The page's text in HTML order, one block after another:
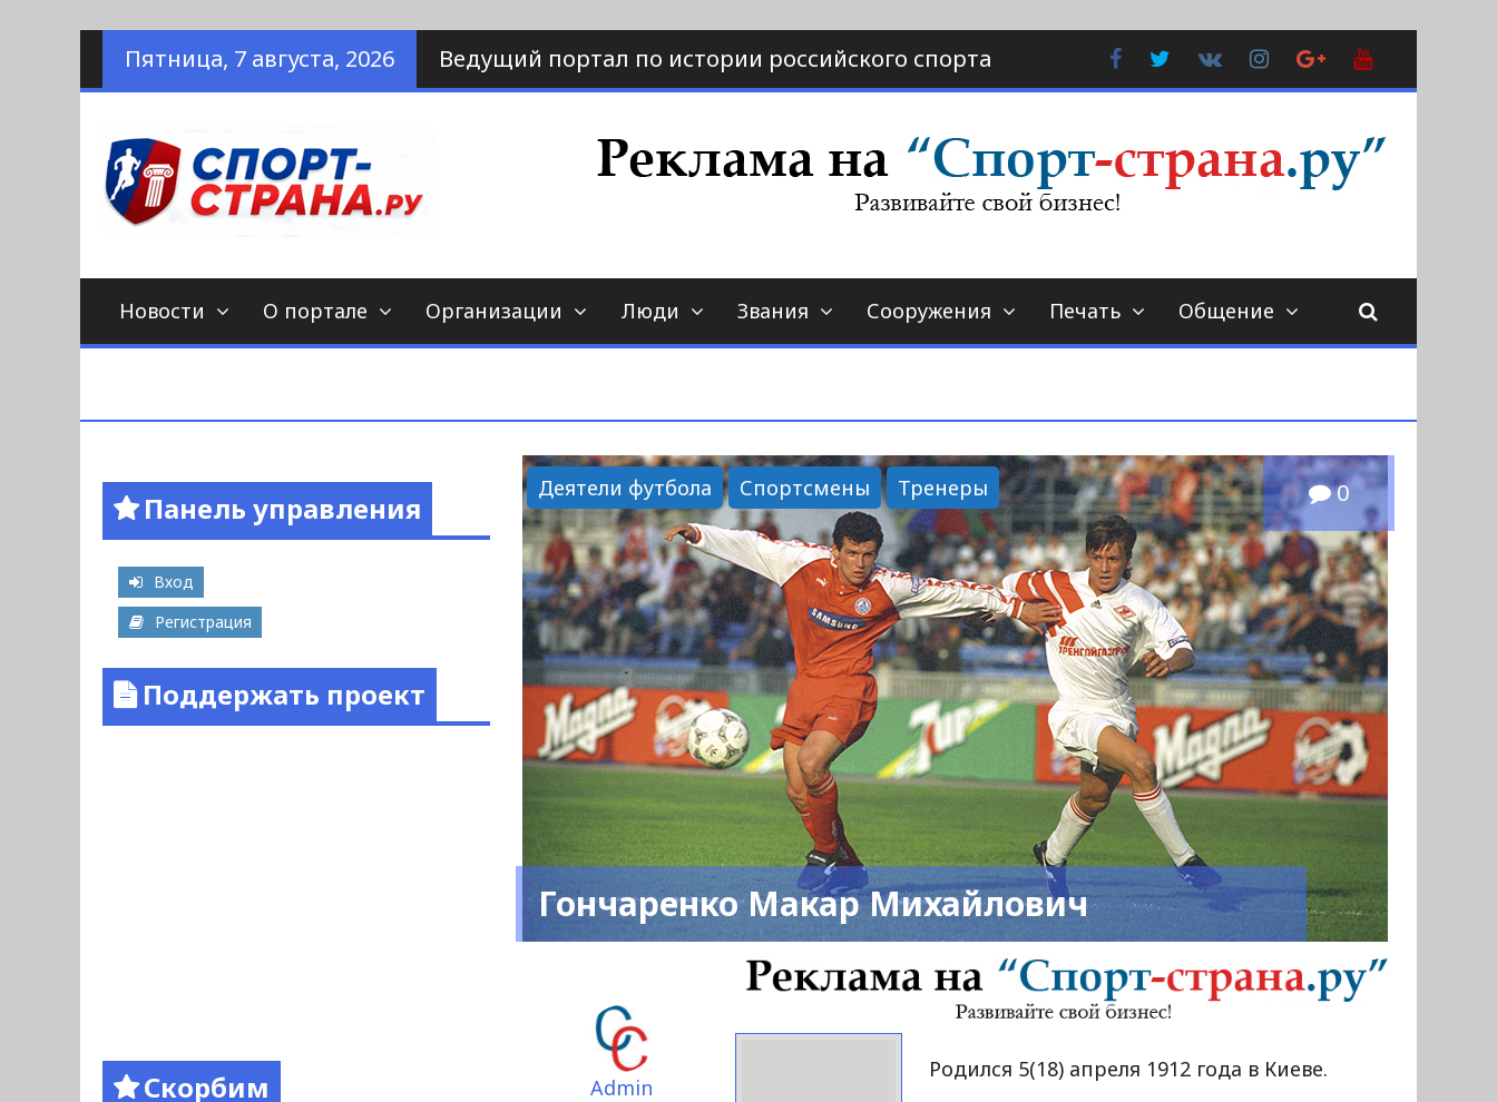
НаверхПятница, 7 августа, 2026 Ведущий портал по истории российского спорта FacebookTwitter
Контакте
Instagram
Google
Plus
Спорт-страна.ру
портал по истории спорта
Новости О портале Организации Люди Звания Сооружения Печать Общение
Деятели футбола Спортсмены Тренеры 0
Гончаренко Макар Михайлович
Admin
Родился 5(18) апреля 1912 года в Киеве.
Панель управления
Вход
Регистрация
Поддержать проект
Скорбим